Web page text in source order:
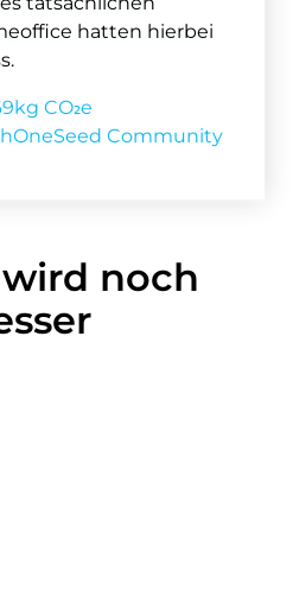
hatten hierbei
CO₂e
Community
noch